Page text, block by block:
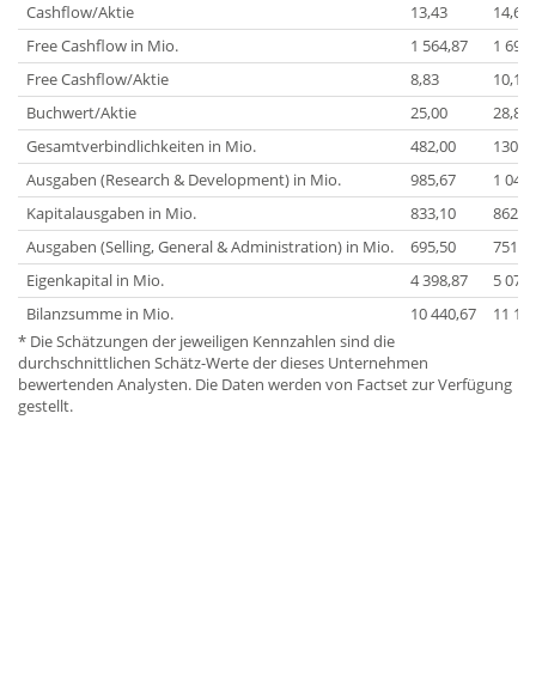
Cashflow/Aktie
13,43
14,65
Free Cashflow in Mio.
1 564,87
1
Free Cashflow/Aktie
8,83
10,15
Buchwert/Aktie
25,00
28,86
Gesamtverbindlichkeiten in Mio.
482,00
Ausgaben (Research & Development) in Mio.
985,67
1
Kapitalausgaben in Mio.
833,10
Ausgaben (Selling, General & Administration) in Mio.
695,50
Eigenkapital in Mio.
4 398,87
5
Bilanzsumme in Mio.
10 440,67
11
* Die Schätzungen der jeweiligen Kennzahlen sind die
durchschnittlichen Schätz-Werte der dieses Unternehmen
bewertenden Analysten. Die Daten werden von Factset zur Verfügung
gestellt.